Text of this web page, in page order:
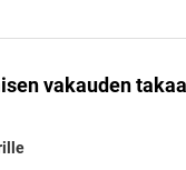
vakauden